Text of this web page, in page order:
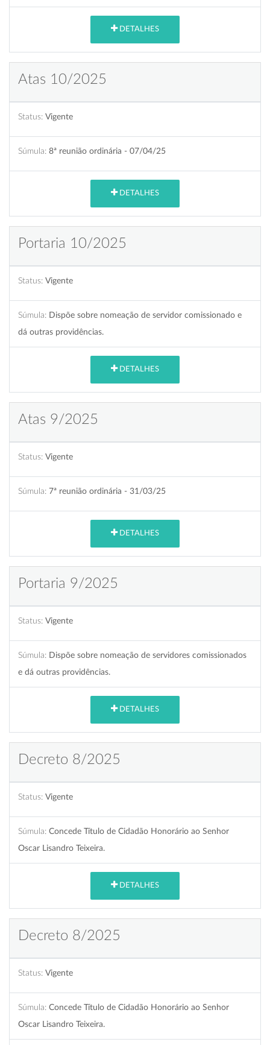
DETALHES
Atas 10/2025
Status: Vigente
Súmula: 8ª reunião ordinária - 07/04/25
DETALHES
Portaria 10/2025
Status: Vigente
Súmula: Dispõe sobre nomeação de servidor comissionado e
dá outras providências.
DETALHES
Atas 9/2025
Status: Vigente
Súmula: 7ª reunião ordinária - 31/03/25
DETALHES
Portaria 9/2025
Status: Vigente
Súmula: Dispõe sobre nomeação de servidores comissionados
e dá outras providências.
DETALHES
Decreto 8/2025
Status: Vigente
Súmula: Concede Título de Cidadão Honorário ao Senhor
Oscar Lisandro Teixeira.
DETALHES
Decreto 8/2025
Status: Vigente
Súmula: Concede Título de Cidadão Honorário ao Senhor
Oscar Lisandro Teixeira.